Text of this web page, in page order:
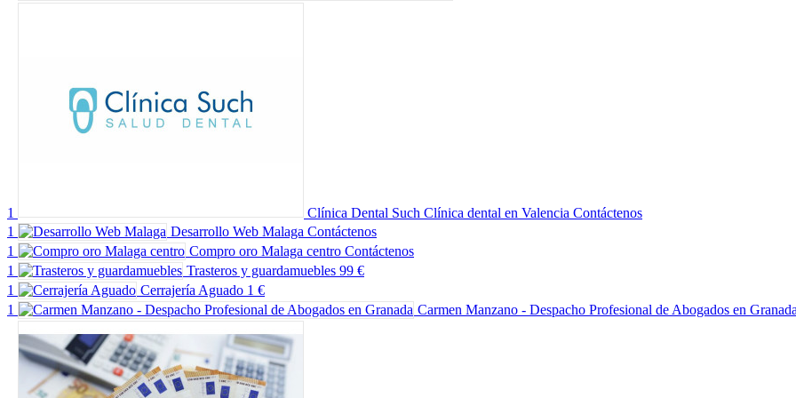
1 Clínica Dental Such Clínica dental en Valencia Contáctenos
1
Desarrollo Web Malaga Contáctenos
1
Compro oro Malaga centro Contáctenos
1
Trasteros y guardamuebles 99 €
1
Cerrajería Aguado 1 €
1
Carmen Manzano - Despacho Profesional de Abogados en Granada